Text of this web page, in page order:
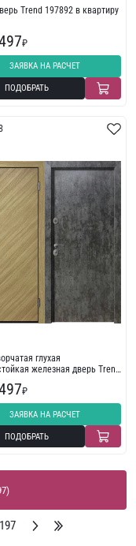
Trend 197892 в квартиру
₽
ЗАЯВКА НА РАСЧЕТ
ПОДОБРАТЬ
глухая
железная дверь Trend
₽
ЗАЯВКА НА РАСЧЕТ
ПОДОБРАТЬ
197